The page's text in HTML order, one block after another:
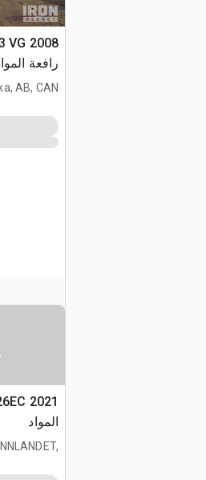
VG
رافعة
AB, CAN
المواد